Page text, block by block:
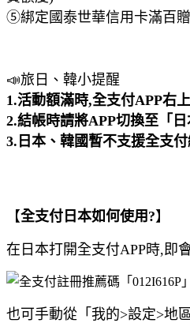
⑤綁定國泰世華信用卡滿百
📣旅日、韓小提醒
1.活動額滿時,全支付APP右
2.結帳時請將APP切換至「日
3.日本、韓國暫不支援全支
【全支付日本如何使用?】
在日本打開全支付APP時,即
也可手動從「我的>設定>地